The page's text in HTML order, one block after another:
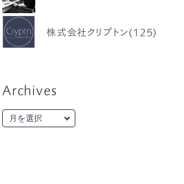
株式会社クリプトン(125)
Archives